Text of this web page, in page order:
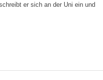
er sich an der Uni ein und